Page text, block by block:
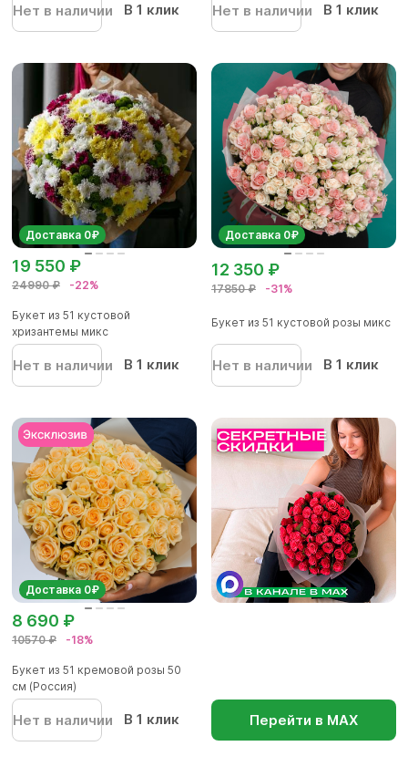
Нет в наличии В 1 клик Нет в наличии В 1 клик
Доставка 0₽
24990 ₽ -22%
19 550 ₽
Букет из 51 кустовой
хризантемы микс
Нет в наличии В 1 клик
Доставка 0₽
17850 ₽ -31%
12 350 ₽
Букет из 51 кустовой розы микс
Нет в наличии В 1 клик
Доставка 0₽
10570 ₽ -18%
8 690 ₽
Букет из 51 кремовой розы 50
см (Россия)
Нет в наличии В 1 клик Перейти в МАХ